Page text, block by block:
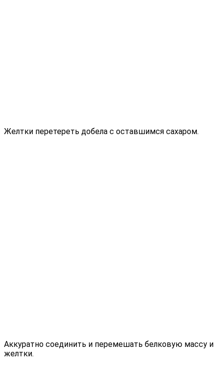
Желтки перетереть добела с оставшимся сахаром.
Аккуратно соединить и перемешать белковую массу и
желтки.